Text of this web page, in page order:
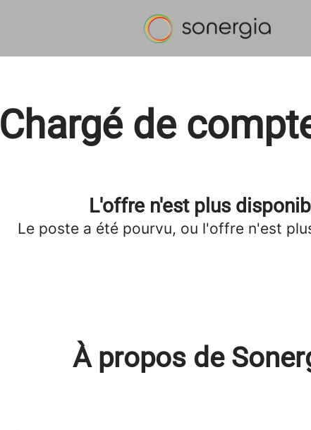
Chargé de
L'offre n'est plus
Le poste a été pourvu, ou l'offre n'est
À propos de